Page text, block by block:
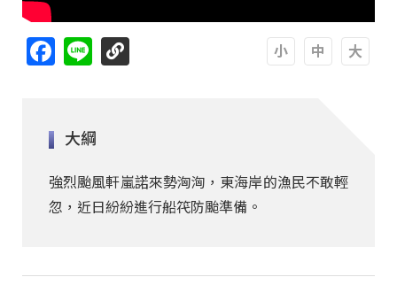
Facebook
Line
大綱
強烈颱風軒嵐諾來勢洶洶，東海岸的漁民不敢輕
忽，近日紛紛進行船笩防颱準備。